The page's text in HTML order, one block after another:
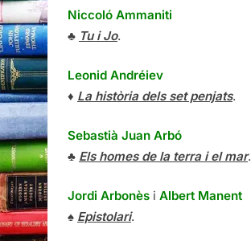
Niccoló Ammaniti
♣ Tu i Jo.
Leonid Andréiev
♦ La història dels set penjats.
Sebastià Juan Arbó
♣ Els homes de la terra i el mar.
Jordi Arbonès i Albert Manent
♠ Epistolari.